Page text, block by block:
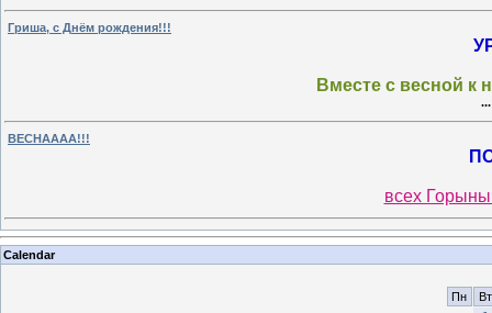
Гриша, с Днём рождения!!!
Вместе с весной к
ВЕСНАААА!!!
всех
Calendar
Пн
Вт